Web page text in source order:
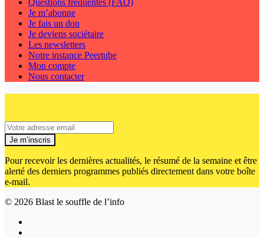
Questions fréquentes (FAQ)
Je m’abonne
Je fais un don
Je deviens sociétaire
Les newsletters
Notre instance Peertube
Mon compte
Nous contacter
Je m’inscris
Pour recevoir les dernières actualités, le résumé de la semaine et être
alerté des derniers programmes publiés directement dans votre boîte
e-mail.
© 2026 Blast le souffle de l’info